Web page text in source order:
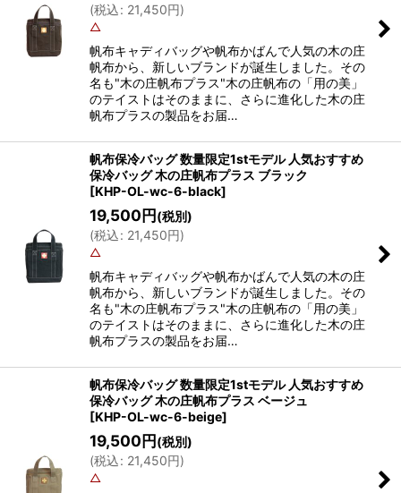
(税込: 21,450円)
△
帆布キャディバッグや帆布かばんで人気の木の庄
帆布から、新しいブランドが誕生しました。その
名も"木の庄帆布プラス"木の庄帆布の「用の美」
のテイストはそのままに、さらに進化した木の庄
帆布プラスの製品をお届…
帆布保冷バッグ 数量限定1stモデル 人気おすすめ
保冷バッグ 木の庄帆布プラス ブラック
[KHP-OL-wc-6-black]
19,500円(税別)
(税込: 21,450円)
△
帆布キャディバッグや帆布かばんで人気の木の庄
帆布から、新しいブランドが誕生しました。その
名も"木の庄帆布プラス"木の庄帆布の「用の美」
のテイストはそのままに、さらに進化した木の庄
帆布プラスの製品をお届…
帆布保冷バッグ 数量限定1stモデル 人気おすすめ
保冷バッグ 木の庄帆布プラス ベージュ
[KHP-OL-wc-6-beige]
19,500円(税別)
(税込: 21,450円)
△